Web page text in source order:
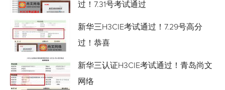
过！7.31号考试通过
新华三H3CIE考试通过！7.29号高分
过！恭喜
新华三认证H3CIE考试通过！青岛尚文
网络